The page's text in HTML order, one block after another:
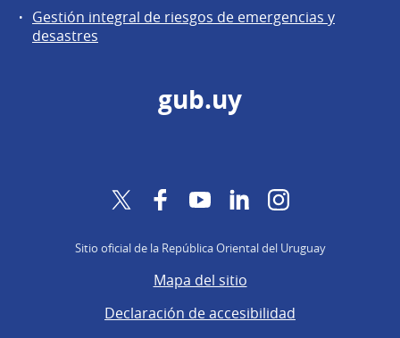
Gestión integral de riesgos de emergencias y
desastres
gub.uy
Twitter FacebookYouTubeLinkedInInstagram
Sitio oficial de la República Oriental del Uruguay
Mapa del sitio
Declaración de accesibilidad